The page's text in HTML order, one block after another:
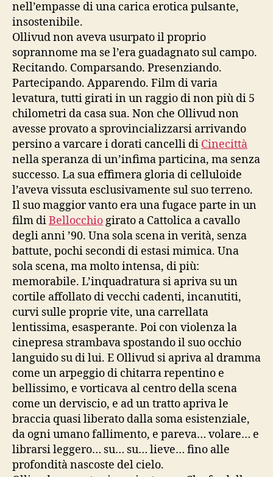
nell’empasse di una carica erotica pulsante,
insostenibile.
Ollivud non aveva usurpato il proprio
soprannome ma se l’era guadagnato sul campo.
Recitando. Comparsando. Presenziando.
Partecipando. Apparendo. Film di varia
levatura, tutti girati in un raggio di non più di 5
chilometri da casa sua. Non che Ollivud non
avesse provato a sprovincializzarsi arrivando
persino a varcare i dorati cancelli di Cinecittà
nella speranza di un’infima particina, ma senza
successo. La sua effimera gloria di celluloide
l’aveva vissuta esclusivamente sul suo terreno.
Il suo maggior vanto era una fugace parte in un
film diBellocchio girato a Cattolica a cavallo
degli anni ’90. Una sola scena in verità, senza
battute, pochi secondi di estasi mimica. Una
sola scena, ma molto intensa, di più:
memorabile. L’inquadratura si apriva su un
cortile affollato di vecchi cadenti, incanutiti,
curvi sulle proprie vite, una carrellata
lentissima, esasperante. Poi con violenza la
cinepresa strambava spostando il suo occhio
languido su di lui. E Ollivud si apriva al dramma
come un arpeggio di chitarra repentino e
bellissimo, e vorticava al centro della scena
come un derviscio, e ad un tratto apriva le
braccia quasi liberato dalla soma esistenziale,
da ogni umano fallimento, e pareva… volare… e
librarsi leggero… su… su… lieve… fino alle
profondità nascoste del cielo.